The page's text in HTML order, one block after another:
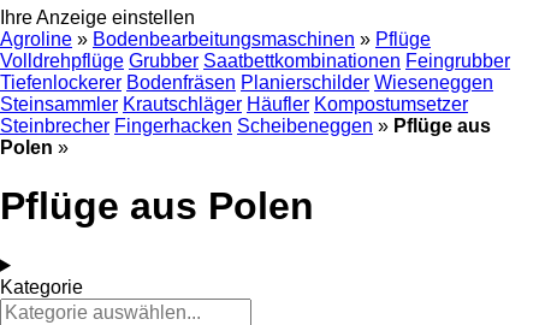
Ihre Anzeige einstellen
Agroline » Bodenbearbeitungsmaschinen » Pflüge
Volldrehpflüge Grubber Saatbettkombinationen Feingrubber
Tiefenlockerer Bodenfräsen Planierschilder Wieseneggen
Steinsammler Krautschläger Häufler Kompostumsetzer
Steinbrecher Fingerhacken Scheibeneggen » Pflüge aus
Polen »
Pflüge aus Polen
Kategorie